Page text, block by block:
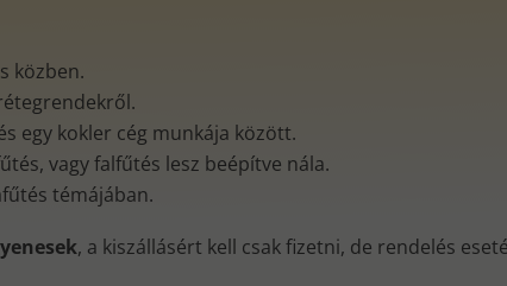
közben.
egy kokler cég munkája között.
vagy falfűtés lesz beépítve nála.
témájában.
, a kiszállásért kell csak fizetni, de rendelés